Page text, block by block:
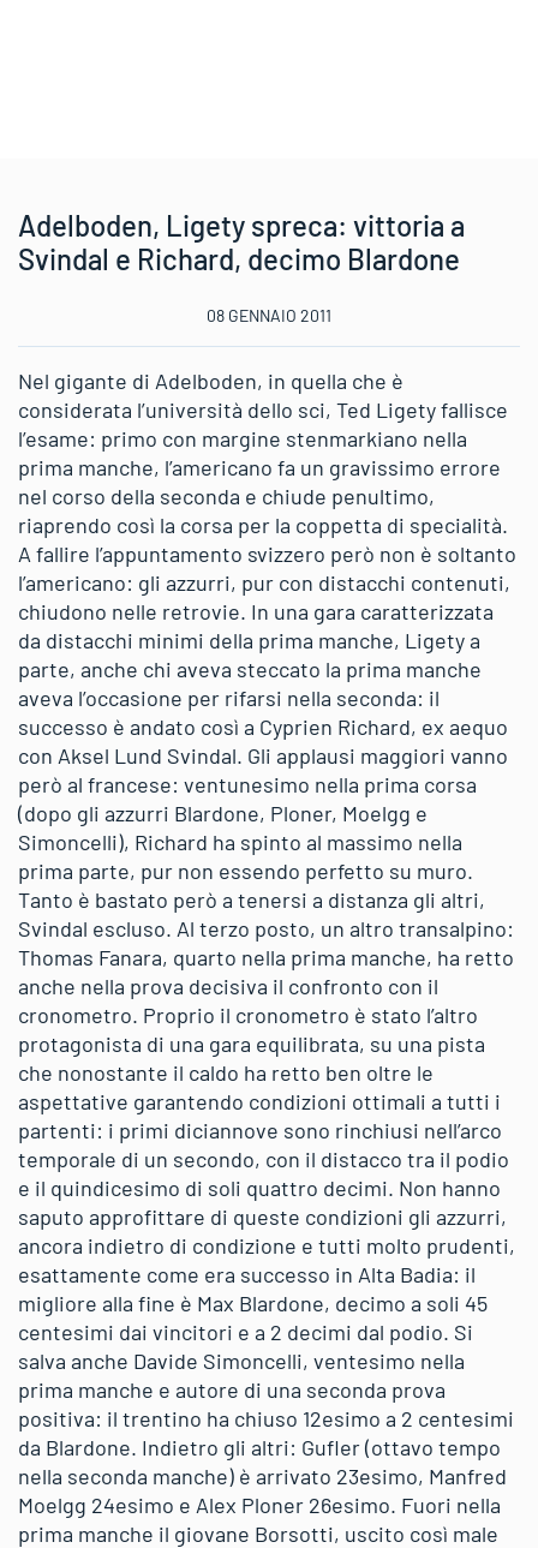
Adelboden, Ligety spreca: vittoria a
Svindal e Richard, decimo Blardone
08 GENNAIO 2011
Nel gigante di Adelboden, in quella che è
considerata l’università dello sci, Ted Ligety fallisce
l’esame: primo con margine stenmarkiano nella
prima manche, l’americano fa un gravissimo errore
nel corso della seconda e chiude penultimo,
riaprendo così la corsa per la coppetta di specialità.
A fallire l’appuntamento svizzero però non è soltanto
l’americano: gli azzurri, pur con distacchi contenuti,
chiudono nelle retrovie. In una gara caratterizzata
da distacchi minimi della prima manche, Ligety a
parte, anche chi aveva steccato la prima manche
aveva l’occasione per rifarsi nella seconda: il
successo è andato così a Cyprien Richard, ex aequo
con Aksel Lund Svindal. Gli applausi maggiori vanno
però al francese: ventunesimo nella prima corsa
(dopo gli azzurri Blardone, Ploner, Moelgg e
Simoncelli), Richard ha spinto al massimo nella
prima parte, pur non essendo perfetto su muro.
Tanto è bastato però a tenersi a distanza gli altri,
Svindal escluso. Al terzo posto, un altro transalpino:
Thomas Fanara, quarto nella prima manche, ha retto
anche nella prova decisiva il confronto con il
cronometro. Proprio il cronometro è stato l’altro
protagonista di una gara equilibrata, su una pista
che nonostante il caldo ha retto ben oltre le
aspettative garantendo condizioni ottimali a tutti i
partenti: i primi diciannove sono rinchiusi nell’arco
temporale di un secondo, con il distacco tra il podio
e il quindicesimo di soli quattro decimi. Non hanno
saputo approfittare di queste condizioni gli azzurri,
ancora indietro di condizione e tutti molto prudenti,
esattamente come era successo in Alta Badia: il
migliore alla fine è Max Blardone, decimo a soli 45
centesimi dai vincitori e a 2 decimi dal podio. Si
salva anche Davide Simoncelli, ventesimo nella
prima manche e autore di una seconda prova
positiva: il trentino ha chiuso 12esimo a 2 centesimi
da Blardone. Indietro gli altri: Gufler (ottavo tempo
nella seconda manche) è arrivato 23esimo, Manfred
Moelgg 24esimo e Alex Ploner 26esimo. Fuori nella
prima manche il giovane Borsotti, uscito così male